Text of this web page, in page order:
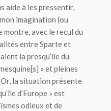
aide à les pressentir,
imagination (ou
montre, avec le recul du
entre Sparte et
la presqu’île du
» et pleines
Or, la situation présente
d’Europe » est
odieux et de